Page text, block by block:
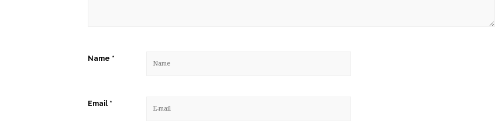
Name *
Email *